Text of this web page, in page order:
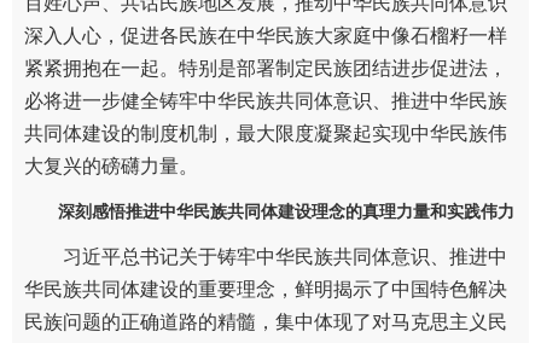
深入人心，促进各民族在中华民族大家庭中像石榴籽一样
紧紧拥抱在一起。特别是部署制定民族团结进步促进法，
必将进一步健全铸牢中华民族共同体意识、推进中华民族
共同体建设的制度机制，最大限度凝聚起实现中华民族伟
大复兴的磅礴力量。
深刻感悟推进中华民族共同体建设理念的真理力量和实践伟力
习近平总书记关于铸牢中华民族共同体意识、推进中
华民族共同体建设的重要理念，鲜明揭示了中国特色解决
民族问题的正确道路的精髓，集中体现了对马克思主义民